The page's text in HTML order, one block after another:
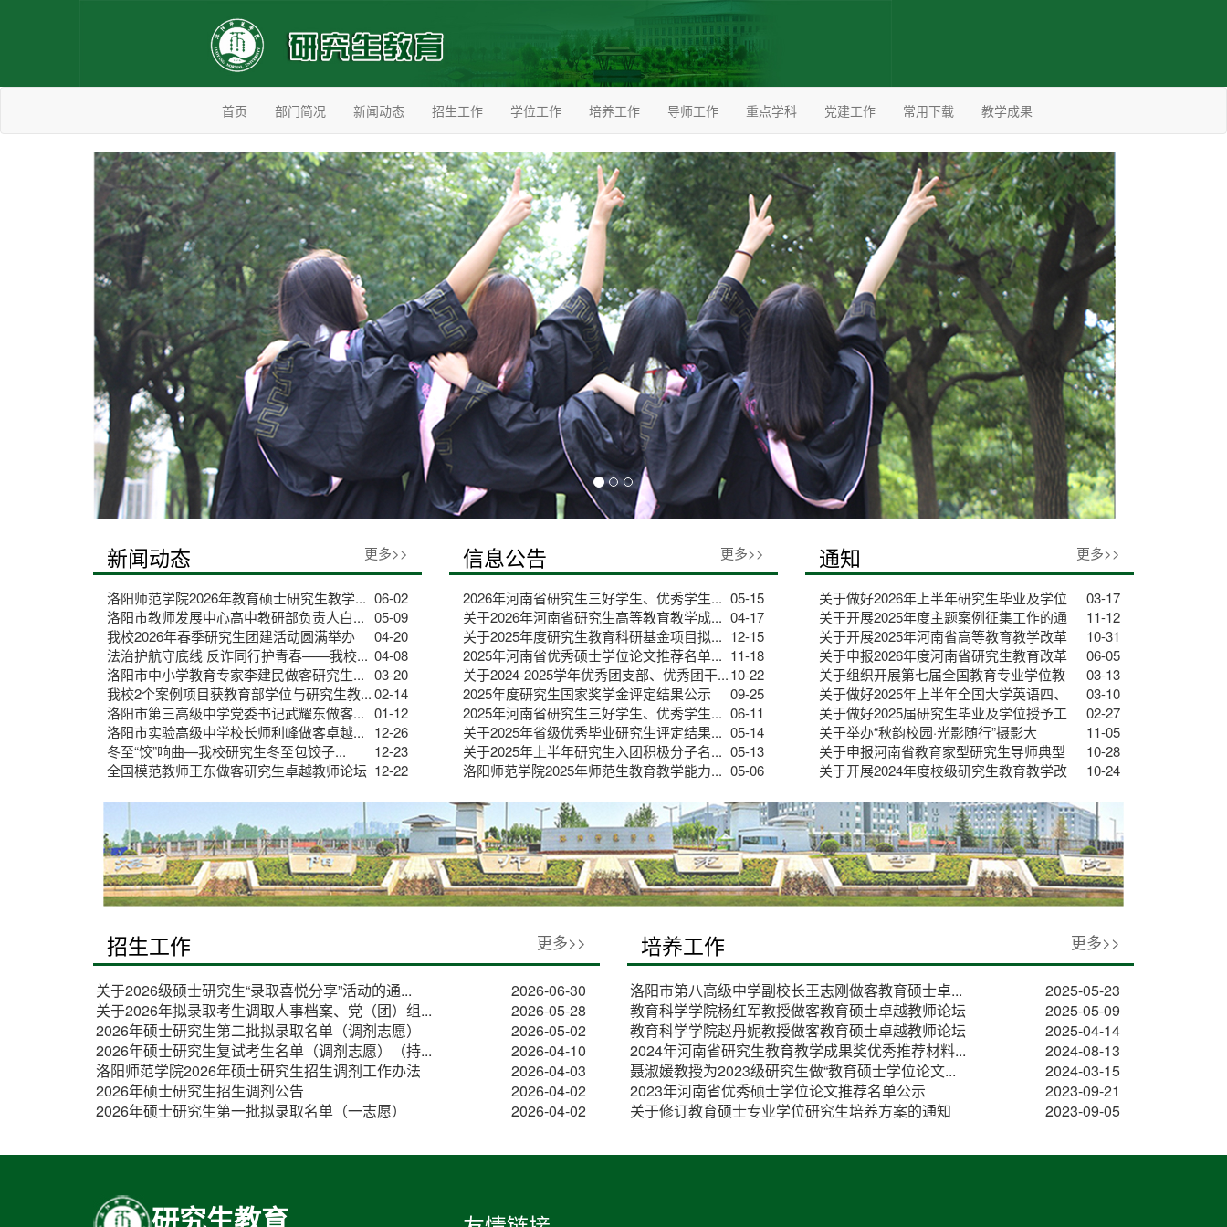
首页 部门简况 新闻动态 招生工作 学位工作 培养工作 导师工作 重点学科 党建工作 常用下载 教学成果
新闻动态 更多>>
06-02
洛阳师范学院2026年教育硕士研究生教学...
05-09
洛阳市教师发展中心高中教研部负责人白...
04-20
我校2026年春季研究生团建活动圆满举办
04-08
法治护航守底线 反诈同行护青春——我校...
03-20
洛阳市中小学教育专家李建民做客研究生...
02-14
我校2个案例项目获教育部学位与研究生教...
01-12
洛阳市第三高级中学党委书记武耀东做客...
12-26
洛阳市实验高级中学校长师利峰做客卓越...
12-23
冬至“饺”响曲—我校研究生冬至包饺子...
12-22
全国模范教师王东做客研究生卓越教师论坛
信息公告 更多>>
05-15
2026年河南省研究生三好学生、优秀学生...
04-17
关于2026年河南省研究生高等教育教学成...
12-15
关于2025年度研究生教育科研基金项目拟...
11-18
2025年河南省优秀硕士学位论文推荐名单...
10-22
关于2024-2025学年优秀团支部、优秀团干...
09-25
2025年度研究生国家奖学金评定结果公示
06-11
2025年河南省研究生三好学生、优秀学生...
05-14
关于2025年省级优秀毕业研究生评定结果...
05-13
关于2025年上半年研究生入团积极分子名...
05-06
洛阳师范学院2025年师范生教育教学能力...
通知 更多>>
03-17
关于做好2026年上半年研究生毕业及学位
11-12
关于开展2025年度主题案例征集工作的通
10-31
关于开展2025年河南省高等教育教学改革
06-05
关于申报2026年度河南省研究生教育改革
03-13
关于组织开展第七届全国教育专业学位教
03-10
关于做好2025年上半年全国大学英语四、
02-27
关于做好2025届研究生毕业及学位授予工
11-05
关于举办“秋韵校园·光影随行”摄影大
10-28
关于申报河南省教育家型研究生导师典型
10-24
关于开展2024年度校级研究生教育教学改
招生工作 更多>>
2026-06-30
关于2026级硕士研究生“录取喜悦分享”活动的通...
2026-05-28
关于2026年拟录取考生调取人事档案、党（团）组...
2026-05-02
2026年硕士研究生第二批拟录取名单（调剂志愿）
2026-04-10
2026年硕士研究生复试考生名单（调剂志愿）（持...
2026-04-03
洛阳师范学院2026年硕士研究生招生调剂工作办法
2026-04-02
2026年硕士研究生招生调剂公告
2026-04-02
2026年硕士研究生第一批拟录取名单（一志愿）
培养工作 更多>>
2025-05-23
洛阳市第八高级中学副校长王志刚做客教育硕士卓...
2025-05-09
教育科学学院杨红军教授做客教育硕士卓越教师论坛
2025-04-14
教育科学学院赵丹妮教授做客教育硕士卓越教师论坛
2024-08-13
2024年河南省研究生教育教学成果奖优秀推荐材料...
2024-03-15
聂淑媛教授为2023级研究生做“教育硕士学位论文...
2023-09-21
2023年河南省优秀硕士学位论文推荐名单公示
2023-09-05
关于修订教育硕士专业学位研究生培养方案的通知
研究生教育